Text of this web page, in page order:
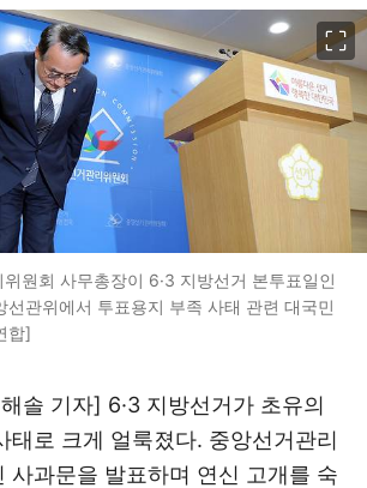
원회 사무총장이 6·3 지방선거 본투표일인
선관위에서 투표용지 부족 사태 관련 대국민
합]
솔 기자] 6·3 지방선거가 초유의
태로 크게 얼룩졌다. 중앙선거관리
사과문을 발표하며 연신 고개를 숙